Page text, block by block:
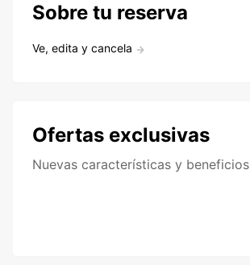
Sobre tu reserva
Ve, edita y cancela
Ofertas exclusivas
Nuevas características y beneficios